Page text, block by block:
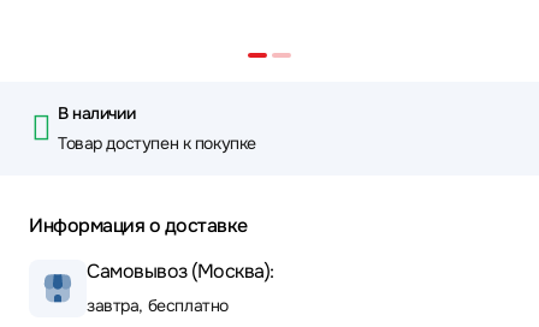
В наличии
Товар доступен к покупке
Информация о доставке
Самовывоз (Москва):
завтра, бесплатно